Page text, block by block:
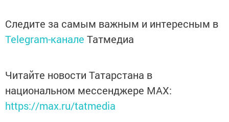
Следите за самым важным и интересным в
Telegram-канале Татмедиа
Читайте новости Татарстана в
национальном мессенджере MАХ:
https://max.ru/tatmedia